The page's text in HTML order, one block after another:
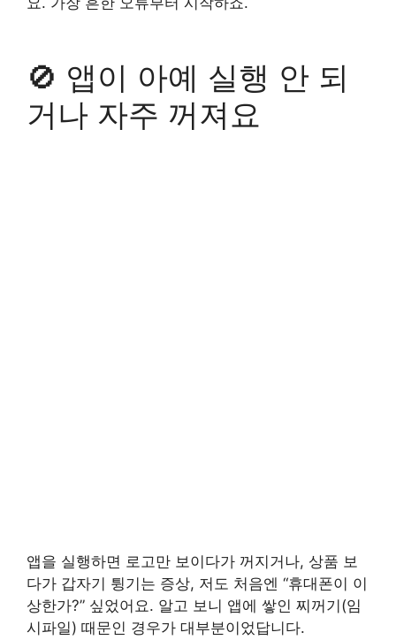
🚫 앱이 아예 실행 안 되
거나 자주 꺼져요
앱을 실행하면 로고만 보이다가 꺼지거나, 상품 보
다가 갑자기 튕기는 증상, 저도 처음엔 “휴대폰이 이
상한가?” 싶었어요. 알고 보니 앱에 쌓인 찌꺼기(임
시파일) 때문인 경우가 대부분이었답니다.